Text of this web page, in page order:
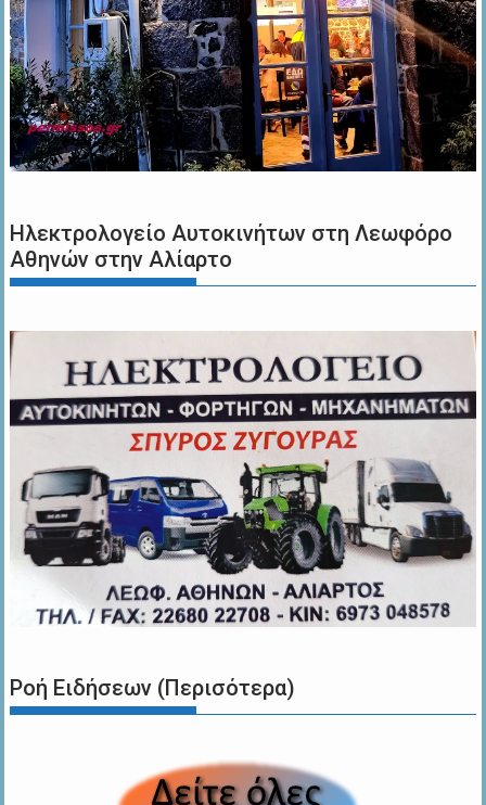
Ηλεκτρολογείο Αυτοκινήτων στη Λεωφόρο
Αθηνών στην Αλίαρτο
Ροή Ειδήσεων (Περισότερα)